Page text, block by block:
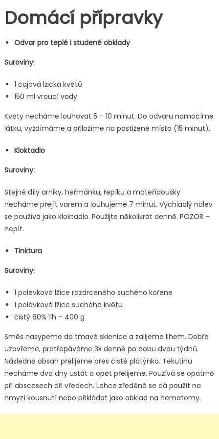
Domácí přípravky
Odvar pro teplé i studené obklady
Suroviny:
1 čajová lžička květů
150 ml vroucí vody
Květy necháme louhovat 5 – 10 minut. Do odvaru namočíme
látku, vyždímáme a přiložíme na postižené místo (15 minut).
Kloktadlo
Suroviny:
Stejné díly arniky, heřmánku, řepíku a mateřídoušky
necháme přejít varem a louhujeme 7 minut. Vychladlý nálev
se používá jako kloktadlo. Použijte několikrát denně. POZOR –
nepít.
Tinktura
Suroviny:
1 polévková lžíce rozdrceného suchého kořene
1 polévková lžíce suchého květu
čistý 80% líh – 400 g
Směs nasypeme do tmavé sklenice a zalijeme lihem. Dobře
uzavřeme, protřepáváme 3x denně po dobu dvou týdnů.
Následně obsah přelijeme přes čisté plátýnko. Tekutinu
necháme dva dny ustát a opět přelijeme. Používá se opatrně
při abscesech dři vředech. Lehce zředěná se dá použít na
hmyzí kousnutí nebo přikládat jako obklad na hematomy.